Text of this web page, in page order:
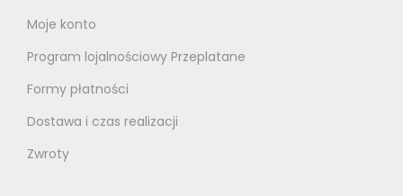
Moje konto
Program lojalnościowy Przeplatane
Formy płatności
Dostawa i czas realizacji
Zwroty